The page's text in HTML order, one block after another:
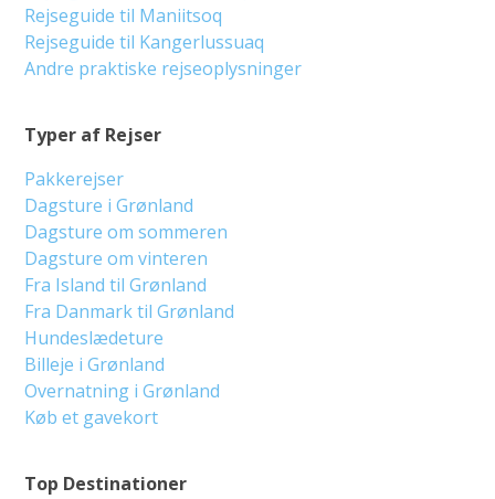
Top Destinationer
Typer af Rejser
Pakkerejser
Dagsture i Grønland
Dagsture om sommeren
Dagsture om vinteren
Fra Island til Grønland
Fra Danmark til Grønland
Hundeslædeture
Billeje i Grønland
Overnatning i Grønland
Køb et gavekort
Rejseguide til Maniitsoq
Rejseguide til Kangerlussuaq
Andre praktiske rejseoplysninger